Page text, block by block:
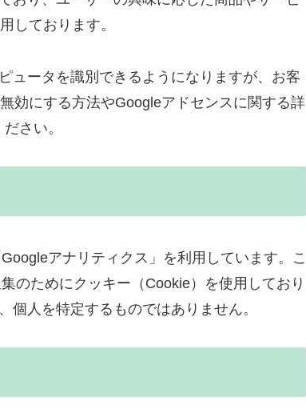
しております。
ュータを識別できるようになりますが、お客
効にする方法やGoogleアドセンスに関する詳
さい。
アナリティクス」を利用しています。こ
のためにクッキー（Cookie）を使用しており
個人を特定するものではありません。